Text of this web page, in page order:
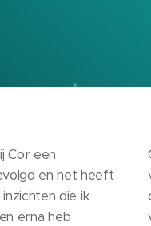
Cor een
en het heeft
die ik
erna heb